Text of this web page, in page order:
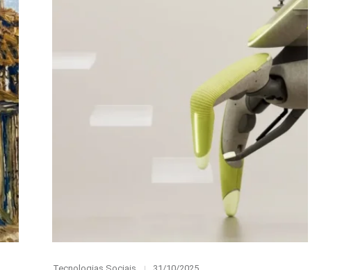
Category
Posted